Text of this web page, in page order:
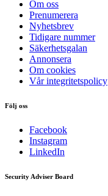
Om oss
Prenumerera
Nyhetsbrev
Tidigare nummer
Säkerhetsgalan
Annonsera
Om cookies
Vår integritetspolicy
Följ oss
Facebook
Instagram
LinkedIn
Security Adviser Board